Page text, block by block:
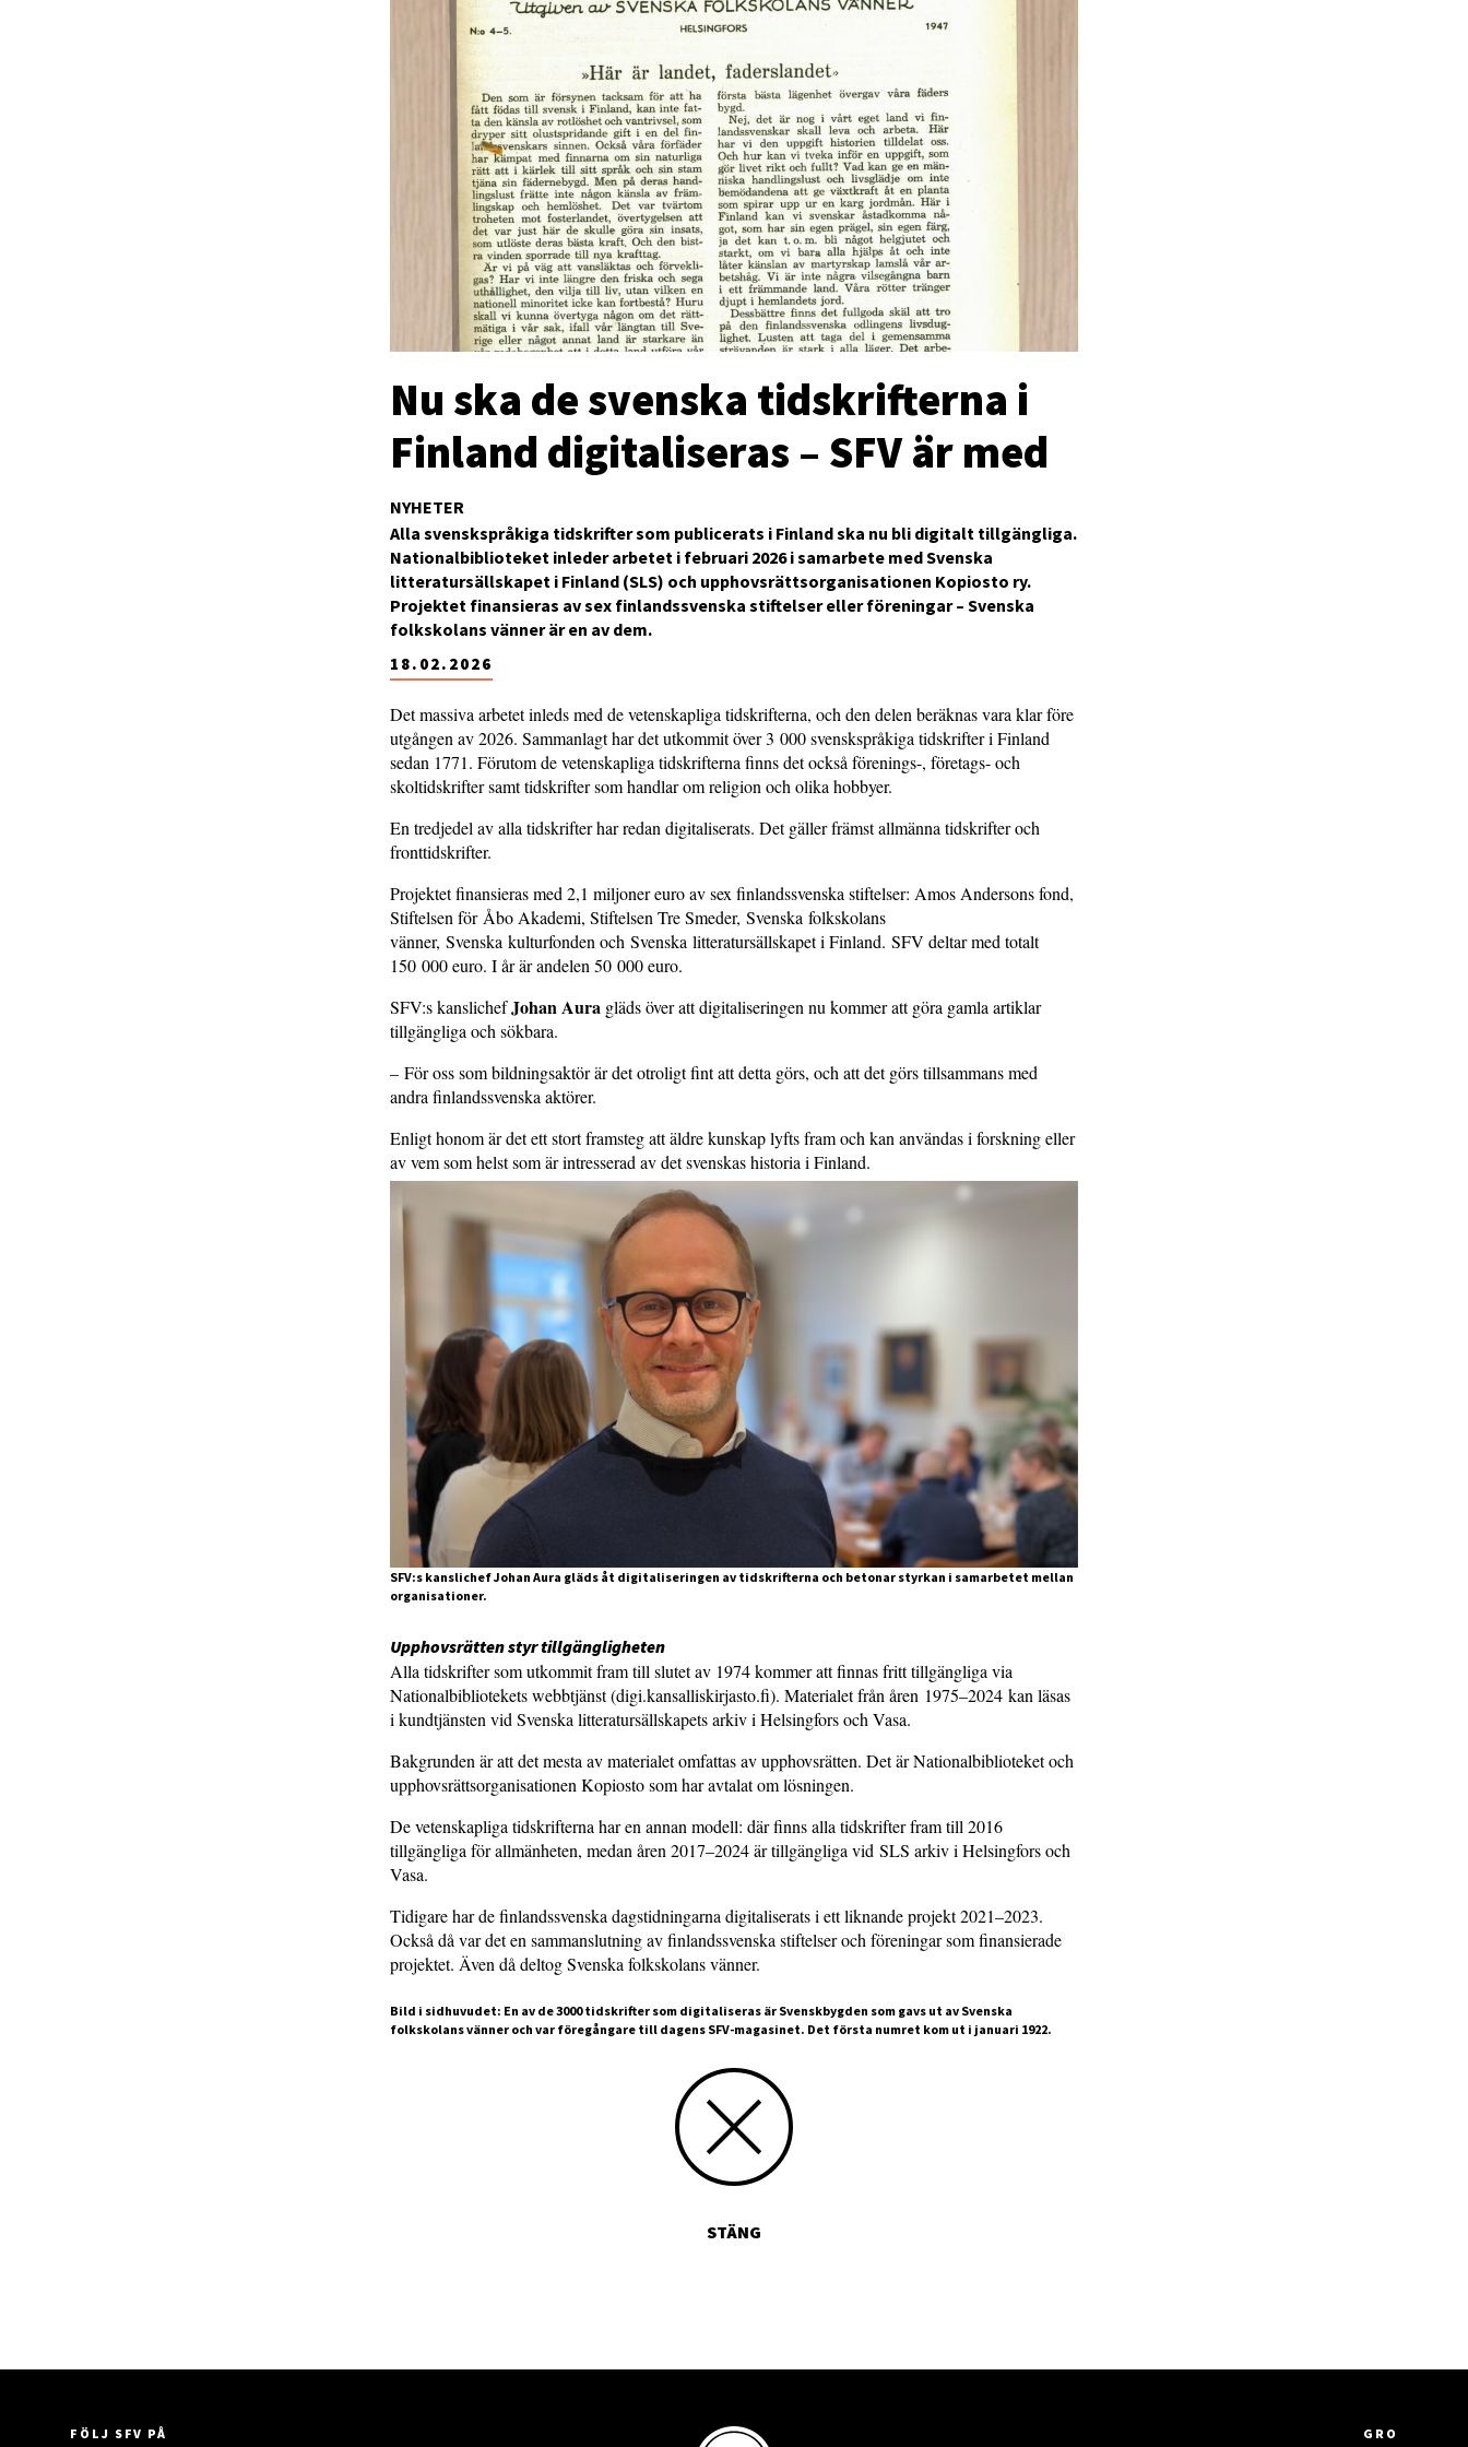
NYHETER
Nu ska de svenska tidskrifterna i
Finland digitaliseras – SFV är med
18.02.2026
Alla svenskspråkiga tidskrifter som publicerats i Finland ska nu bli digitalt tillgängliga.
Nationalbiblioteket inleder arbetet i februari 2026 i samarbete med Svenska
litteratursällskapet i Finland (SLS) och upphovsrättsorganisationen Kopiosto ry.
Projektet finansieras av sex finlandssvenska stiftelser eller föreningar – Svenska
folkskolans vänner är en av dem.
Det massiva arbetet inleds med de vetenskapliga tidskrifterna, och den delen beräknas vara klar före
utgången av 2026. Sammanlagt har det utkommit över 3 000 svenskspråkiga tidskrifter i Finland
sedan 1771. Förutom de vetenskapliga tidskrifterna finns det också förenings-, företags- och
skoltidskrifter samt tidskrifter som handlar om religion och olika hobbyer.
En tredjedel av alla tidskrifter har redan digitaliserats. Det gäller främst allmänna tidskrifter och
fronttidskrifter.
Projektet finansieras med 2,1 miljoner euro av sex finlandssvenska stiftelser: Amos Andersons fond,
Stiftelsen för Åbo Akademi, Stiftelsen Tre Smeder, Svenska folkskolans
vänner, Svenska kulturfonden och Svenska litteratursällskapet i Finland. SFV deltar med totalt
150 000 euro. I år är andelen 50 000 euro.
SFV:s kanslichefJohan Aura gläds över att digitaliseringen nu kommer att göra gamla artiklar
tillgängliga och sökbara.
– För oss som bildningsaktör är det otroligt fint att detta görs, och att det görs tillsammans med
andra finlandssvenska aktörer.
Enligt honom är det ett stort framsteg att äldre kunskap lyfts fram och kan användas i forskning eller
av vem som helst som är intresserad av det svenskas historia i Finland.
SFV:s kanslichef Johan Aura gläds åt digitaliseringen av tidskrifterna och betonar styrkan i samarbetet mellan
organisationer.
Upphovsrätten styr tillgängligheten
Alla tidskrifter som utkommit fram till slutet av 1974 kommer att finnas fritt tillgängliga via
Nationalbibliotekets webbtjänst (digi.kansalliskirjasto.fi). Materialet från åren 1975–2024 kan läsas
i kundtjänsten vid Svenska litteratursällskapets arkiv i Helsingfors och Vasa.
Bakgrunden är att det mesta av materialet omfattas av upphovsrätten. Det är Nationalbiblioteket och
upphovsrättsorganisationen Kopiosto som har avtalat om lösningen.
De vetenskapliga tidskrifterna har en annan modell: där finns alla tidskrifter fram till 2016
tillgängliga för allmänheten, medan åren 2017–2024 är tillgängliga vid SLS arkiv i Helsingfors och
Vasa.
Tidigare har de finlandssvenska dagstidningarna digitaliserats i ett liknande projekt 2021–2023.
Också då var det en sammanslutning av finlandssvenska stiftelser och föreningar som finansierade
projektet. Även då deltog Svenska folkskolans vänner.
Bild i sidhuvudet: En av de 3000 tidskrifter som digitaliseras är Svenskbygden som gavs ut av Svenska
folkskolans vänner och var föregångare till dagens SFV-magasinet. Det första numret kom ut i januari 1922.
STÄNG
FÖLJ SFV PÅ GRO